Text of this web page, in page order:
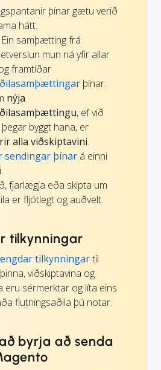
þínar gætu verið
hátt.
Ein samþætting frá
mun ná yfir allar
framtíðar
þínar.
nýja
, ef við
byggt hana, er
alla viðskiptavini.
sendingar þínar á einni
fjarlægja eða skipta um
er fljótlegt og auðvelt.
tilkynningar
tilkynningartil
viðskiptavina og
eru sérmerktar og líta eins
flutningsaðila þú notar.
byrja að senda